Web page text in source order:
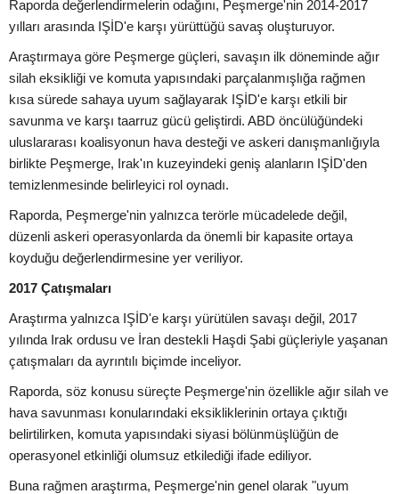
Raporda değerlendirmelerin odağını, Peşmerge'nin 2014-2017
yılları arasında IŞİD'e karşı yürüttüğü savaş oluşturuyor.
Araştırmaya göre Peşmerge güçleri, savaşın ilk döneminde ağır
silah eksikliği ve komuta yapısındaki parçalanmışlığa rağmen
kısa sürede sahaya uyum sağlayarak IŞİD'e karşı etkili bir
savunma ve karşı taarruz gücü geliştirdi. ABD öncülüğündeki
uluslararası koalisyonun hava desteği ve askeri danışmanlığıyla
birlikte Peşmerge, Irak'ın kuzeyindeki geniş alanların IŞİD'den
temizlenmesinde belirleyici rol oynadı.
Raporda, Peşmerge'nin yalnızca terörle mücadelede değil,
düzenli askeri operasyonlarda da önemli bir kapasite ortaya
koyduğu değerlendirmesine yer veriliyor.
2017 Çatışmaları
Araştırma yalnızca IŞİD'e karşı yürütülen savaşı değil, 2017
yılında Irak ordusu ve İran destekli Haşdi Şabi güçleriyle yaşanan
çatışmaları da ayrıntılı biçimde inceliyor.
Raporda, söz konusu süreçte Peşmerge'nin özellikle ağır silah ve
hava savunması konularındaki eksikliklerinin ortaya çıktığı
belirtilirken, komuta yapısındaki siyasi bölünmüşlüğün de
operasyonel etkinliği olumsuz etkilediği ifade ediliyor.
Buna rağmen araştırma, Peşmerge'nin genel olarak "uyum